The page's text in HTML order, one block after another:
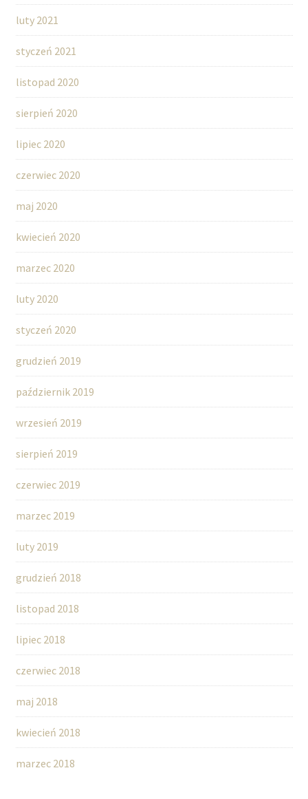
luty 2021
styczeń 2021
listopad 2020
sierpień 2020
lipiec 2020
czerwiec 2020
maj 2020
kwiecień 2020
marzec 2020
luty 2020
styczeń 2020
grudzień 2019
październik 2019
wrzesień 2019
sierpień 2019
czerwiec 2019
marzec 2019
luty 2019
grudzień 2018
listopad 2018
lipiec 2018
czerwiec 2018
maj 2018
kwiecień 2018
marzec 2018